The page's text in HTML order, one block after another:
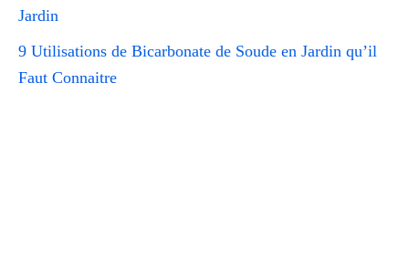
Jardin
9 Utilisations de Bicarbonate de Soude en Jardin qu’il
Faut Connaitre